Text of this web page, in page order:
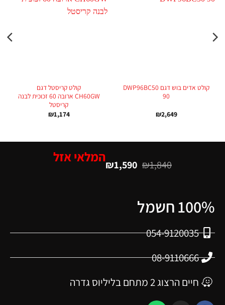
קולט אדים בוש דגם DWP96BC50
90
₪2,649
קולט קריסטל דגם
CH60GW ארובה 60 זכוכית לבנה
קריסטל
₪1,174
₪1,840
₪1,590 המלאי אזל
100% חשמל
054-9120035
08-9110666
חיים הרצוג 2 מתחם בליליוס גדרה